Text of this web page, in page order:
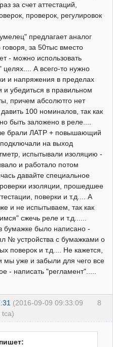
за счет аттестаций,
проверок, регулировок
предлагает аналог
за 50тыс вместо
- можно использовать
целях.... А всего-то нужно
и напряжения в пределах
и убедиться в правильном
причем абсолютго нет
100 номиналов, так как
быть заложено в реле....
брали ЛАТР + повышающий
на выход
испытывали изоляцию -
и работало потом
давайте специальное
изоляции, прошедшее
поверки и т.д.... А
и не испытываем, так как
сжечь реле и т.д......
бумажке было написано -
№ устройства с бумажками о
поверок и т.д.... Не кажется,
мы уже и забыли для чего все
- написать "регламент".....
8
(2016-09-09 09:33:09
tca)